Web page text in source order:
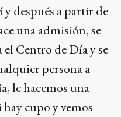
y después a partir de
una admisión, se
el Centro de Día y se
persona a
le hacemos una
cupo y vemos